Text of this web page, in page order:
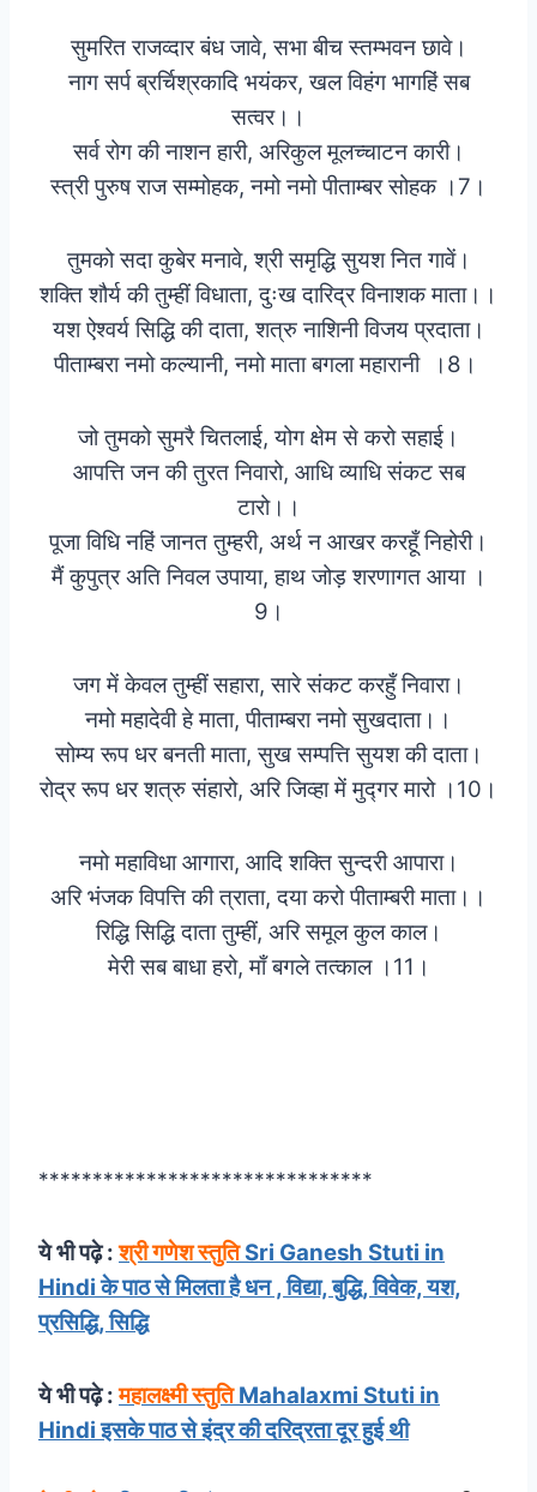
सुमरित राजव्दार बंध जावे, सभा बीच स्तम्भवन छावे।
नाग सर्प ब्रर्चिश्रकादि भयंकर, खल विहंग भागहिं सब
सत्वर।।
सर्व रोग की नाशन हारी, अरिकुल मूलच्चाटन कारी।
स्त्री पुरुष राज सम्मोहक, नमो नमो पीताम्बर सोहक ।7।
तुमको सदा कुबेर मनावे, श्री समृद्धि सुयश नित गावें।
शक्ति शौर्य की तुम्हीं विधाता, दुःख दारिद्र विनाशक माता।।
यश ऐश्वर्य सिद्धि की दाता, शत्रु नाशिनी विजय प्रदाता।
पीताम्बरा नमो कल्यानी, नमो माता बगला महारानी ।8।
जो तुमको सुमरै चितलाई, योग क्षेम से करो सहाई।
आपत्ति जन की तुरत निवारो, आधि व्याधि संकट सब
टारो।।
पूजा विधि नहिं जानत तुम्हरी, अर्थ न आखर करहूँ निहोरी।
मैं कुपुत्र अति निवल उपाया, हाथ जोड़ शरणागत आया ।
9।
जग में केवल तुम्हीं सहारा, सारे संकट करहुँ निवारा।
नमो महादेवी हे माता, पीताम्बरा नमो सुखदाता।।
सोम्य रूप धर बनती माता, सुख सम्पत्ति सुयश की दाता।
रोद्र रूप धर शत्रु संहारो, अरि जिव्हा में मुद्गर मारो ।10।
नमो महाविधा आगारा, आदि शक्ति सुन्दरी आपारा।
अरि भंजक विपत्ति की त्राता, दया करो पीताम्बरी माता।।
रिद्धि सिद्धि दाता तुम्हीं, अरि समूल कुल काल।
मेरी सब बाधा हरो, माँ बगले तत्काल ।11।
*******************************
ये भी पढ़े :श्री गणेश स्तुतिSri Ganesh Stuti in
Hindi के पाठ से मिलता है धन , विद्या, बुद्धि, विवेक, यश,
प्रसिद्धि, सिद्धि
ये भी पढ़े :महालक्ष्मी स्तु‍तिMahalaxmi Stuti in
Hindi इसके पाठ से इंद्र की दरिद्रता दूर हुई थी